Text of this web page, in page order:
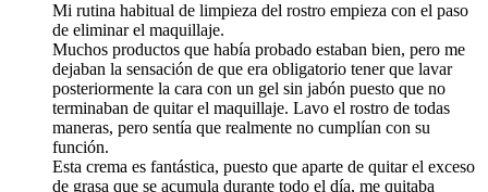
Mi rutina habitual de limpieza del rostro empieza con el paso
de eliminar el maquillaje.
Muchos productos que había probado estaban bien, pero me
dejaban la sensación de que era obligatorio tener que lavar
posteriormente la cara con un gel sin jabón puesto que no
terminaban de quitar el maquillaje. Lavo el rostro de todas
maneras, pero sentía que realmente no cumplían con su
función.
Esta crema es fantástica, puesto que aparte de quitar el exceso
de grasa que se acumula durante todo el día, me quitaba